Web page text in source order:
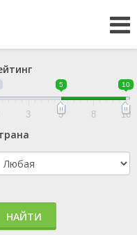
5 10
3 5 8 10
НАЙТИ